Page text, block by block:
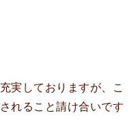
実しておりますが、こ
れること請け合いです